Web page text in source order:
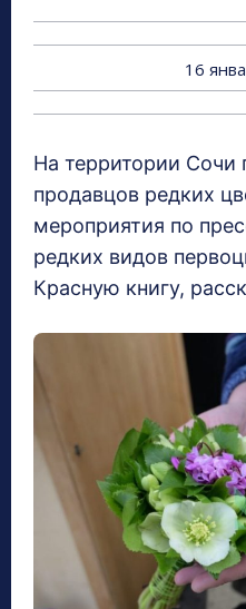
16
На территории
продавцов редких
мероприятия по
редких видов
Красную книгу,